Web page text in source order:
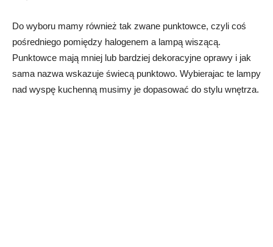
Do wyboru mamy również tak zwane punktowce, czyli coś
pośredniego pomiędzy halogenem a lampą wiszącą.
Punktowce mają mniej lub bardziej dekoracyjne oprawy i jak
sama nazwa wskazuje świecą punktowo. Wybierajac te lampy
nad wyspę kuchenną musimy je dopasować do stylu wnętrza.